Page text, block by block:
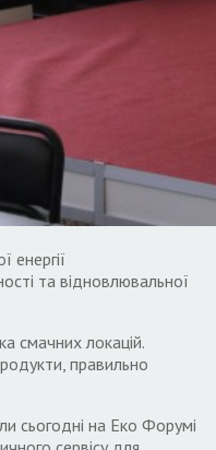
та відновлювальної
смачних локацій.
правильно
сьогодні на Еко Форумі